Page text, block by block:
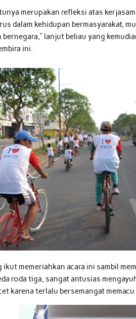
merupakan refleksi atas
dalam kehidupan bermasyarakat,
lanjut beliau yang
ini.
ikut memeriahkan acara ini sambil
roda tiga, sangat antusias
karena terlalu bersemangat memacu